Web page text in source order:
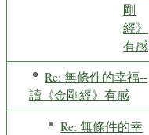
剛
經》
有感
Re: 無條件的幸福--
讀《金剛經》有感
Re: 無條件的幸